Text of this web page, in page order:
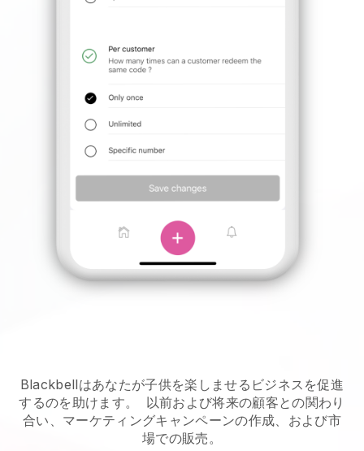
Blackbellはあなたが子供を楽しませるビジネスを促進
するのを助けます。
以前および将来の顧客との関わり
合い、マーケティングキャンペーンの作成、および市
場での販売。